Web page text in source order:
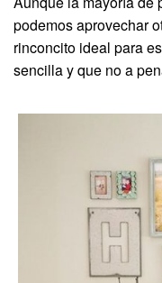
podemos aprovechar
rinconcito ideal para
sencilla y que no a